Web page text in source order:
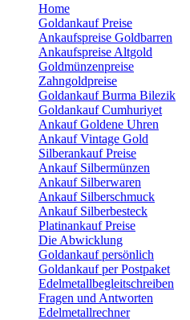
Home
Goldankauf Preise
Ankaufspreise Goldbarren
Ankaufspreise Altgold
Goldmünzenpreise
Zahngoldpreise
Goldankauf Burma Bilezik
Goldankauf Cumhuriyet
Ankauf Goldene Uhren
Ankauf Vintage Gold
Silberankauf Preise
Ankauf Silbermünzen
Ankauf Silberwaren
Ankauf Silberschmuck
Ankauf Silberbesteck
Platinankauf Preise
Die Abwicklung
Goldankauf persönlich
Goldankauf per Postpaket
Edelmetallbegleitschreiben
Fragen und Antworten
Edelmetallrechner